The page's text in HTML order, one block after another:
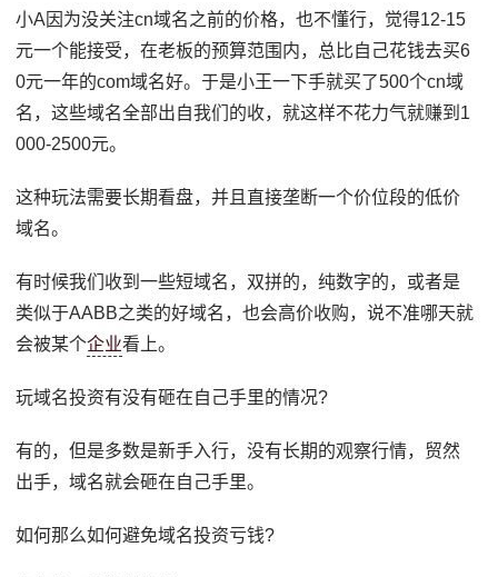
小A因为没关注cn域名之前的价格，也不懂行，觉得12-15
元一个能接受，在老板的预算范围内，总比自己花钱去买6
0元一年的com域名好。于是小王一下手就买了500个cn域
名，这些域名全部出自我们的收，就这样不花力气就赚到1
000-2500元。
这种玩法需要长期看盘，并且直接垄断一个价位段的低价
域名。
有时候我们收到一些短域名，双拼的，纯数字的，或者是
类似于AABB之类的好域名，也会高价收购，说不准哪天就
会被某个企业看上。
玩域名投资有没有砸在自己手里的情况?
有的，但是多数是新手入行，没有长期的观察行情，贸然
出手，域名就会砸在自己手里。
如何那么如何避免域名投资亏钱?